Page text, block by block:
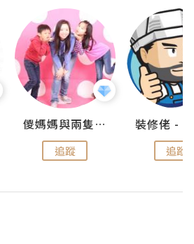
儍媽媽與兩隻小魔怪之家
追蹤 追蹤